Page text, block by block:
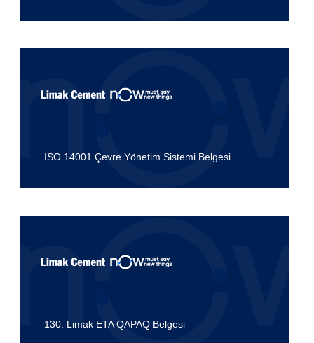
ISO 14001 Çevre Yönetim Sistemi Belgesi
130. Limak ETA QAPAQ Belgesi